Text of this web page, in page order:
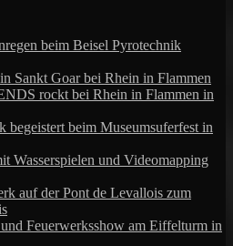
beim Beisel Pyrotechnik
Sankt Goar bei Rhein in Flammen
rockt bei Rhein in Flammen in
begeistert beim Museumsuferfest in
Wasserspielen und Videomapping
auf der Pont de Levallois zum
Feuerwerksshow am Eiffelturm in